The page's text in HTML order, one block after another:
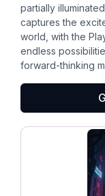
partially
captures the
world, with the
endless
forward-thinking